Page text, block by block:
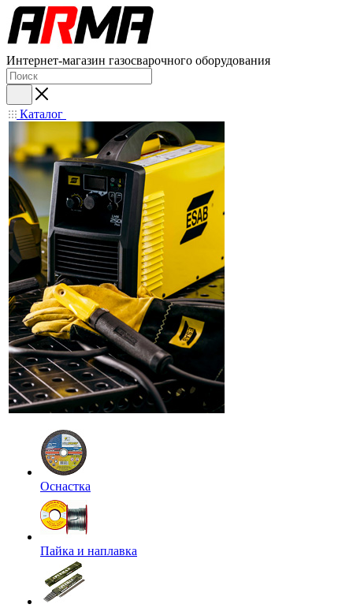
Интернет-магазин газосварочного оборудования
Каталог
Оснастка
Пайка и наплавка